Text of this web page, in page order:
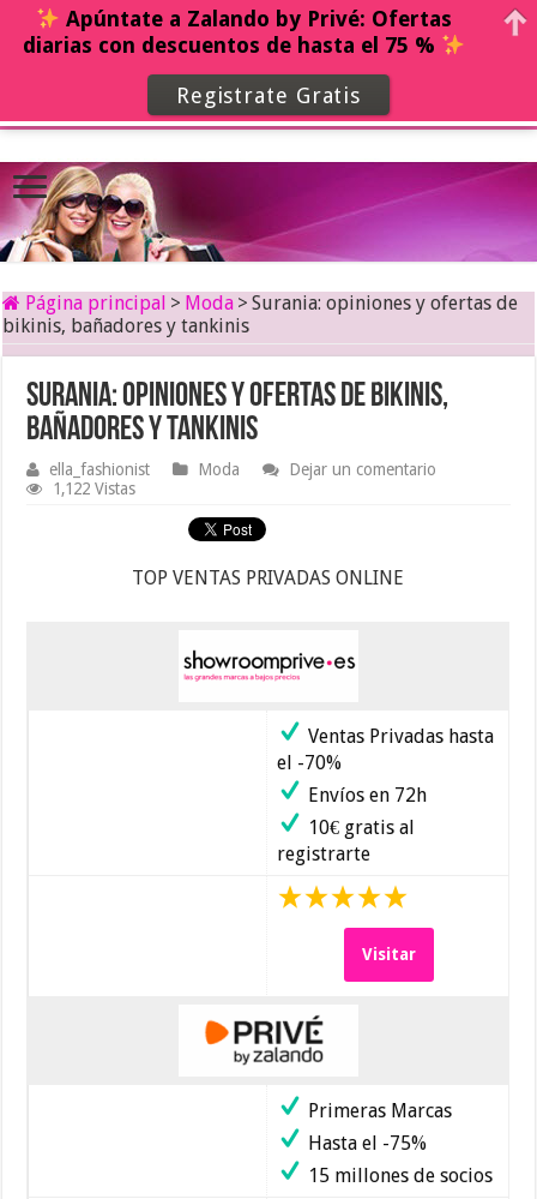
Página principal > Moda > Surania: opiniones y ofertas de
bikinis, bañadores y tankinis
Surania: opiniones y ofertas de bikinis,
bañadores y tankinis
ella_fashionist Moda
Dejar un comentario
1,122 Vistas
TOP VENTAS PRIVADAS ONLINE
Ventas Privadas hasta
el -70%
Envíos en 72h
10€ gratis al
registrarte
Visitar
Primeras Marcas
Hasta el -75%
15 millones de socios
Apúntate a Zalando by Privé: Ofertas
diarias con descuentos de hasta el 75 %
Registrate Gratis